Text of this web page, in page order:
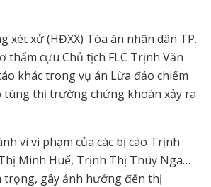
xét xử (HĐXX) Tòa án nhân dân TP.
thẩm cựu Chủ tịch FLC Trịnh Văn
khác trong vụ án Lừa đảo chiếm
túng thị trường chứng khoán xảy ra
vi vi phạm của các bị cáo Trịnh
Minh Huế, Trịnh Thị Thúy Nga…
trọng, gây ảnh hưởng đến thị